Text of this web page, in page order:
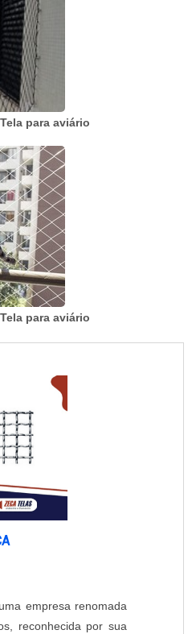
para aviário
para aviário
empresa renomada
reconhecida por sua